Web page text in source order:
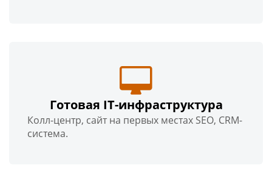
Готовая IT-инфраструктура
Колл-центр, сайт на первых местах SEO, CRM-
система.